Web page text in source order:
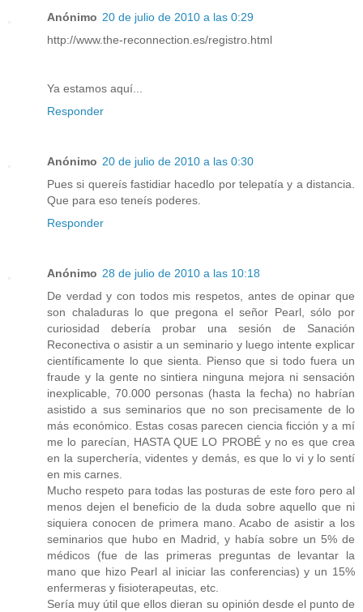
Anónimo 20 de julio de 2010 a las 0:29
http://www.the-reconnection.es/registro.html
Ya estamos aquí...
Responder
Anónimo 20 de julio de 2010 a las 0:30
Pues si quereís fastidiar hacedlo por telepatía y a distancia.
Que para eso teneís poderes.
Responder
Anónimo 28 de julio de 2010 a las 10:18
De verdad y con todos mis respetos, antes de opinar que
son chaladuras lo que pregona el señor Pearl, sólo por
curiosidad debería probar una sesión de Sanación
Reconectiva o asistir a un seminario y luego intente explicar
científicamente lo que sienta. Pienso que si todo fuera un
fraude y la gente no sintiera ninguna mejora ni sensación
inexplicable, 70.000 personas (hasta la fecha) no habrían
asistido a sus seminarios que no son precisamente de lo
más económico. Estas cosas parecen ciencia ficción y a mí
me lo parecían, HASTA QUE LO PROBÉ y no es que crea
en la superchería, videntes y demás, es que lo vi y lo sentí
en mis carnes.
Mucho respeto para todas las posturas de este foro pero al
menos dejen el beneficio de la duda sobre aquello que ni
siquiera conocen de primera mano. Acabo de asistir a los
seminarios que hubo en Madrid, y había sobre un 5% de
médicos (fue de las primeras preguntas de levantar la
mano que hizo Pearl al iniciar las conferencias) y un 15%
enfermeras y fisioterapeutas, etc.
Sería muy útil que ellos dieran su opinión desde el punto de